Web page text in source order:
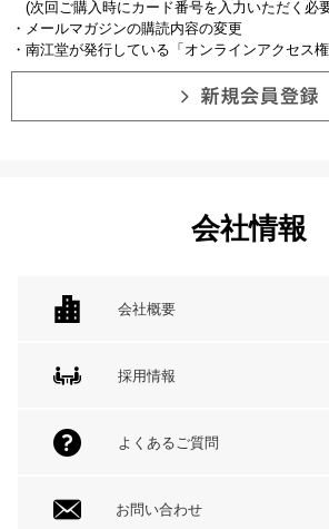
(次回ご購入時にカード番号を入力いただく必
・メールマガジンの購読内容の変更
・南江堂が発行している「オンラインアクセス
会社情報
会社概要
採用情報
よくあるご質問
お問い合わせ